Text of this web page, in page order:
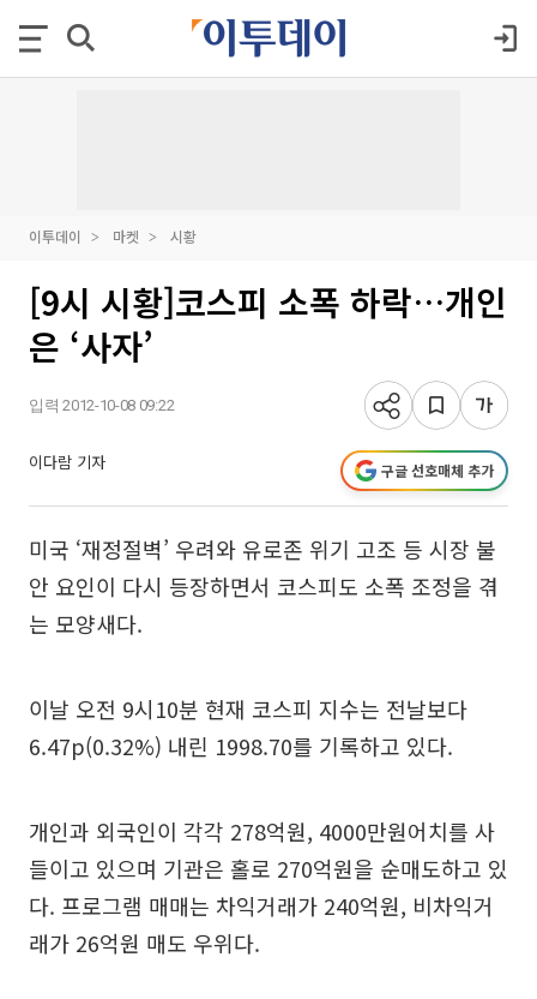
이투데이 마켓 시황
[9시 시황]코스피 소폭 하락…개인
은 ‘사자’
입력 2012-10-08 09:22
이다람 기자 구글 선호매체 추가
미국 ‘재정절벽’ 우려와 유로존 위기 고조 등 시장 불
안 요인이 다시 등장하면서 코스피도 소폭 조정을 겪
는 모양새다.
이날 오전 9시10분 현재 코스피 지수는 전날보다
6.47p(0.32%) 내린 1998.70를 기록하고 있다.
개인과 외국인이 각각 278억원, 4000만원어치를 사
들이고 있으며 기관은 홀로 270억원을 순매도하고 있
다. 프로그램 매매는 차익거래가 240억원, 비차익거
래가 26억원 매도 우위다.